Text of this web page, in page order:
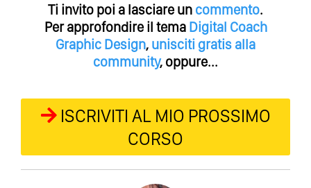
Ti invito poi a lasciare un commento.
Per approfondire il tema Digital Coach
Graphic Design, unisciti gratis alla
community, oppure...
ISCRIVITI AL MIO PROSSIMO
CORSO